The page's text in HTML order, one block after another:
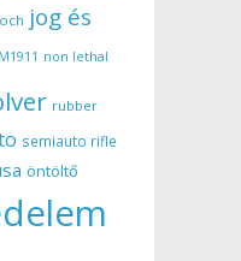
jog és
M1911 non lethal
rubber
semiauto rifle
öntöltő